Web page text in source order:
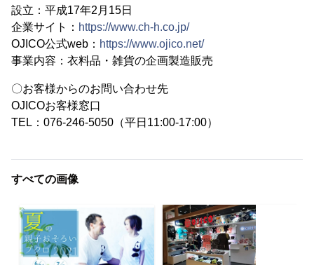
設立：平成17年2月15日
企業サイト： https://www.ch-h.co.jp/
OJICO公式web： https://www.ojico.net/
事業内容：衣料品・雑貨の企画製造販売
〇お客様からのお問い合わせ先
OJICOお客様窓口
TEL：076-246-5050（平日11:00-17:00）
すべての画像